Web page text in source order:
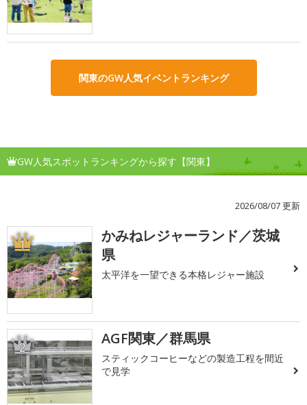
関東のGW人気イベントランキング
GW人気スポットランキングから探す【関東】
2026/08/07 更新
1
かみねレジャーランド／茨城
県
太平洋を一望できる本格レジャー施設
2 AGF関東／群馬県
スティックコーヒーなどの製造工程を間近
で見学